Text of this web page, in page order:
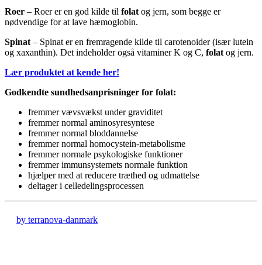
Roer – Roer er en god kilde til folat og jern, som begge er
nødvendige for at lave hæmoglobin.
Spinat – Spinat er en fremragende kilde til carotenoider (især lutein
og xaxanthin). Det indeholder også vitaminer K og C, folat og jern.
Lær produktet at kende her!
Godkendte sundhedsanprisninger for folat:
fremmer vævsvækst under graviditet
fremmer normal aminosyresyntese
fremmer normal bloddannelse
fremmer normal homocystein-metabolisme
fremmer normale psykologiske funktioner
fremmer immunsystemets normale funktion
hjælper med at reducere træthed og udmattelse
deltager i celledelingsprocessen
by terranova-danmark